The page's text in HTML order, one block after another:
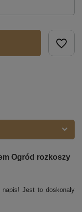
Ogród rozkoszy
Jest to doskonały